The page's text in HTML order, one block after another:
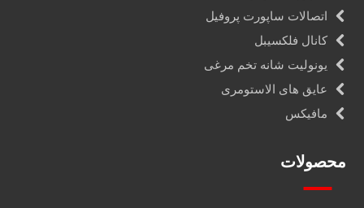
اتصالات ساپورت پروفیل
کانال فلکسیبل
یونولیت شانه تخم مرغی
عایق های الاستومری
مافیکس
محصولات